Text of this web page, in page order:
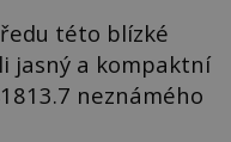
této blízké
jasný a kompaktní
neznámého